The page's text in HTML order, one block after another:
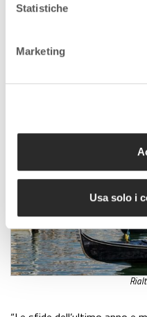
Statistiche
Marketing
Usa solo i
entusiasmanti
”. “E anche
(e sognarli) finché non sarà
esplorarli”, aggiunge.